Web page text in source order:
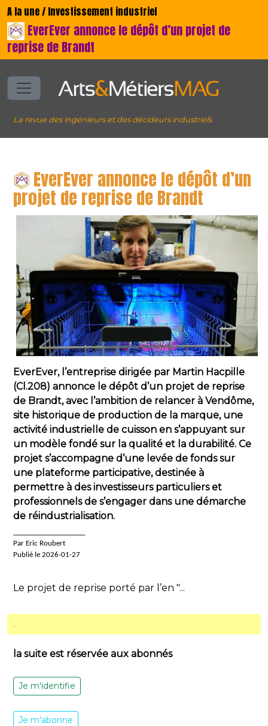
A la une / Investissement industriel
EverEver annonce le dépôt d’un projet de
reprise de Brandt
La revue des ingénieurs et des décideurs industriels
EverEver annonce le dépôt d’un
projet de reprise de Brandt
EverEver, l’entreprise dirigée par Martin Hacpille
(Cl.208) annonce le dépôt d’un projet de reprise
de Brandt, avec l’ambition de relancer à Vendôme,
site historique de production de la marque, une
activité industrielle de cuisson en s’appuyant sur
un modèle fondé sur la qualité et la durabilité. Ce
projet s’accompagne d’une levée de fonds sur
une plateforme participative, destinée à
permettre à des investisseurs particuliers et
professionnels de s’engager dans une démarche
de réindustrialisation.
Par Eric Roubert
Publié le 2026-01-27
Le projet de reprise porté par l’en "...
.
la suite est réservée aux abonnés
Je m'identifie
Je m'abonne